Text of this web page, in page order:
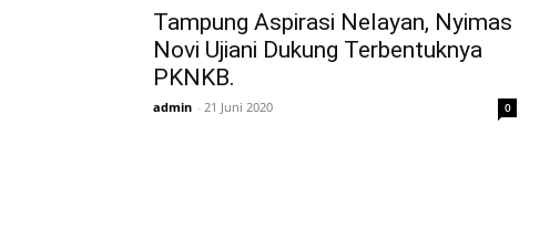
Tampung Aspirasi Nelayan, Nyimas
Novi Ujiani Dukung Terbentuknya
PKNKB.
admin - 21 Juni 2020 0